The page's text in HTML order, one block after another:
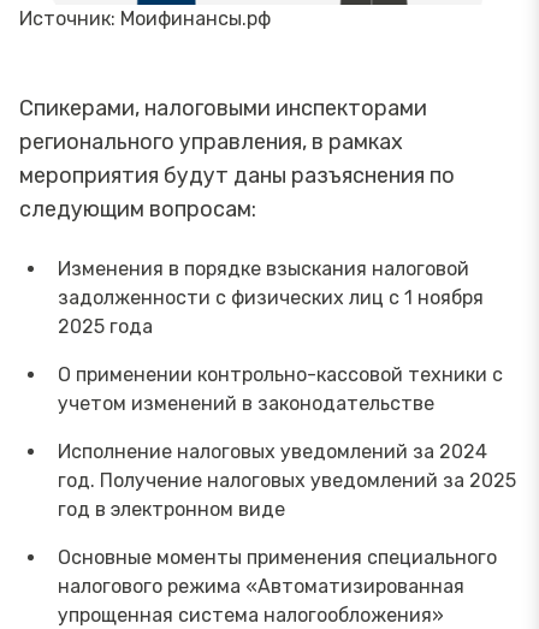
Источник: Моифинансы.рф
Спикерами, налоговыми инспекторами
регионального управления, в рамках
мероприятия будут даны разъяснения по
следующим вопросам:
Изменения в порядке взыскания налоговой
задолженности с физических лиц с 1 ноября
2025 года
О применении контрольно-кассовой техники с
учетом изменений в законодательстве
Исполнение налоговых уведомлений за 2024
год. Получение налоговых уведомлений за 2025
год в электронном виде
Основные моменты применения специального
налогового режима «Автоматизированная
упрощенная система налогообложения»